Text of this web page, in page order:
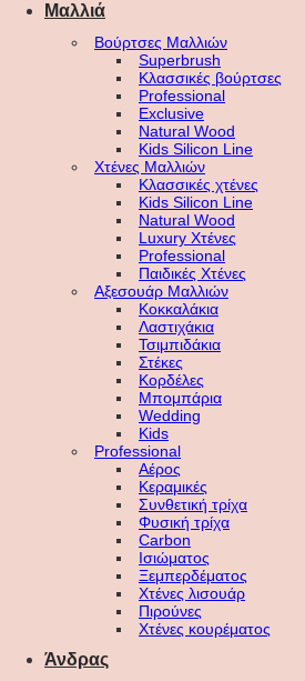
Μαλλιά
Βούρτσες Μαλλιών
Superbrush
Κλασσικές βούρτσες
Professional
Exclusive
Natural Wood
Kids Silicon Line
Χτένες Μαλλιών
Κλασσικές χτένες
Kids Silicon Line
Natural Wood
Luxury Χτένες
Professional
Παιδικές Χτένες
Αξεσουάρ Μαλλιών
Κοκκαλάκια
Λαστιχάκια
Τσιμπιδάκια
Στέκες
Κορδέλες
Μπομπάρια
Wedding
Kids
Professional
Αέρος
Κεραμικές
Συνθετική τρίχα
Φυσική τρίχα
Carbon
Ισιώματος
Ξεμπερδέματος
Χτένες λισουάρ
Πιρούνες
Χτένες κουρέματος
Άνδρας